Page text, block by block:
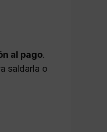
al pago.
saldarla o